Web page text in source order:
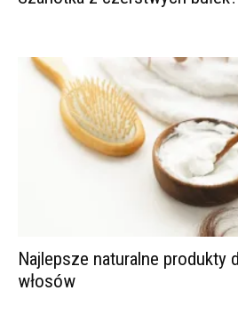
Najlepsze naturalne produkty
włosów